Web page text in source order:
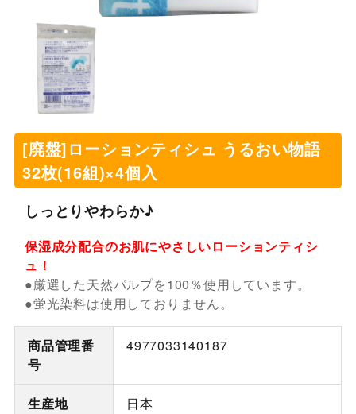
[廃盤]ローションティシュ うるおい物語
32枚(16組)×4個入
しっとりやわらか♪
保湿成分配合のお肌にやさしいローションティシ
ュ！
●厳選した天然パルプを100％使用しています。
●蛍光染料は使用しておりません。
商品管理番
号
4977033140187
生産地 日本